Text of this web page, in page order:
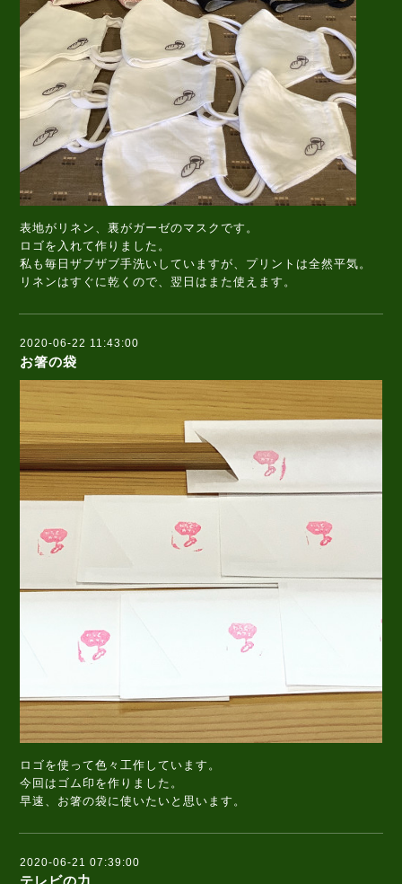
表地がリネン、裏がガーゼのマスクです。
ロゴを入れて作りました。
私も毎日ザブザブ手洗いしていますが、プリントは全然平気。
リネンはすぐに乾くので、翌日はまた使えます。
2020-06-22 11:43:00
お箸の袋
ロゴを使って色々工作しています。
今回はゴム印を作りました。
早速、お箸の袋に使いたいと思います。
2020-06-21 07:39:00
テレビの力